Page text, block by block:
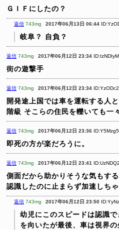
ＧＩＦにしたの？
返信 743mg 2017年06月13日 06:44
岐阜？ 自負？
返信 743mg 2017年06月12日 23:34
街の遊撃手
返信 743mg 2017年06月12日 23:34
開発途上国では車を運転する人
階級 そこらの住民を轢いても一
返信 743mg 2017年06月12日 23:36
即死の方が楽だろうに。
返信 743mg 2017年06月12日 23:41
側面だから助かりそうな気もする
認識したのに止まらず加速しち
返信 743mg 2017年06月12日 23:50
幼児にこのスピードは認識で
を向いたが最後、車は視界の